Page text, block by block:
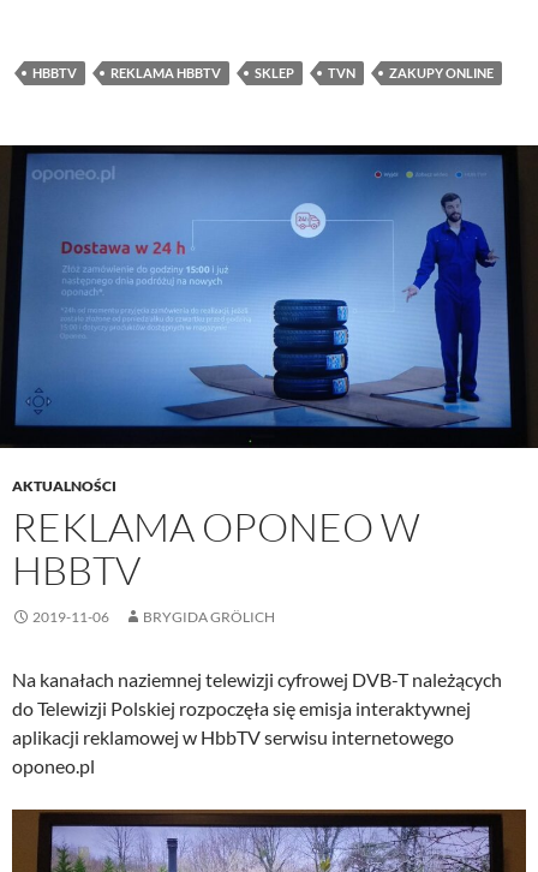
HBBTV REKLAMA HBBTV SKLEP TVN ZAKUPY ONLINE
AKTUALNOŚCI
REKLAMA OPONEO W
HBBTV
2019-11-06 BRYGIDA GRÖLICH
Na kanałach naziemnej telewizji cyfrowej DVB-T należących
do Telewizji Polskiej rozpoczęła się emisja interaktywnej
aplikacji reklamowej w HbbTV serwisu internetowego
oponeo.pl